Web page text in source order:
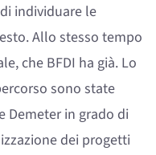
individuare le
Allo stesso tempo
che BFDI ha già. Lo
sono state
Demeter in grado di
dei progetti